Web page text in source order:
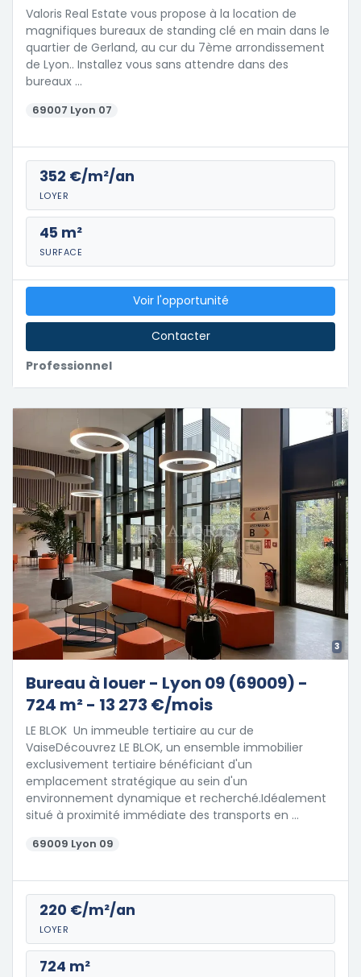
Valoris Real Estate vous propose à la location de
magnifiques bureaux de standing clé en main dans le
quartier de Gerland, au cur du 7ème arrondissement
de Lyon.. Installez vous sans attendre dans des
bureaux …
69007 Lyon 07
352 €/m²/an
LOYER
45 m²
SURFACE
Professionnel
Voir l'opportunité
Contacter
3
Bureau à louer - Lyon 09 (69009) -
724 m² - 13 273 €/mois
LE BLOK  Un immeuble tertiaire au cur de
VaiseDécouvrez LE BLOK, un ensemble immobilier
exclusivement tertiaire bénéficiant d'un
emplacement stratégique au sein d'un
environnement dynamique et recherché.Idéalement
situé à proximité immédiate des transports en …
69009 Lyon 09
220 €/m²/an
LOYER
724 m²